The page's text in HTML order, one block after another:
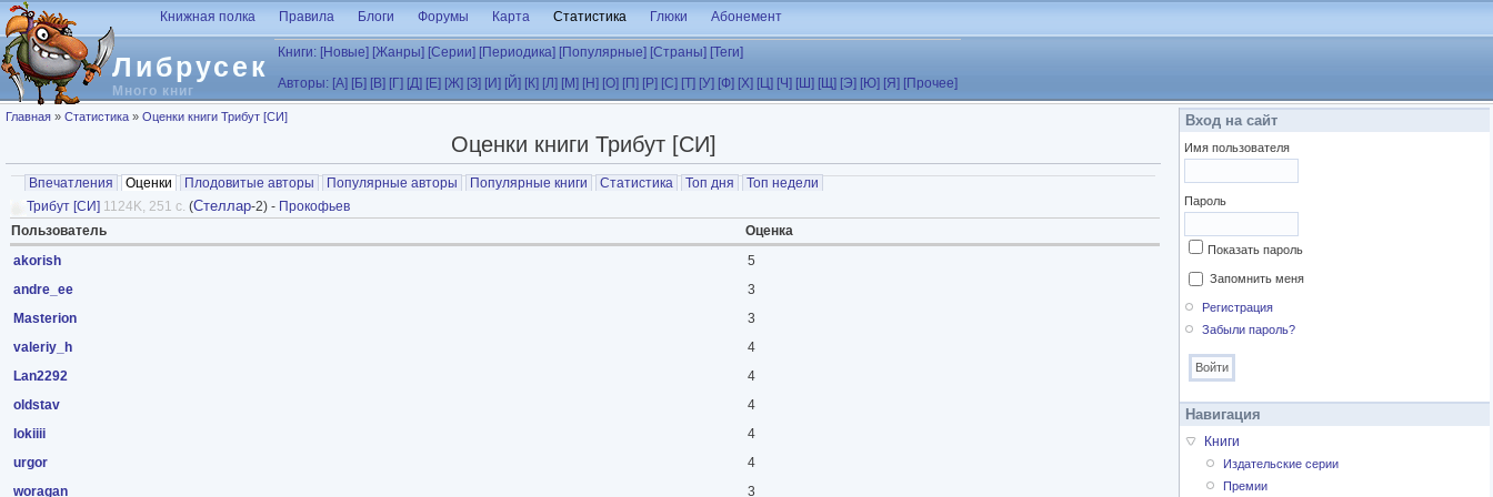
Перейти к основному содержанию
Либрусек
Много книг
Книжная полка Правила Блоги Форумы Карта Статистика Глюки Абонемент
Книги: [Новые] [Жанры] [Серии] [Периодика] [Популярные] [Страны] [Теги]
Авторы: [А] [Б] [В] [Г] [Д] [Е] [Ж] [З] [И] [Й] [К] [Л] [М] [Н] [О] [П] [Р] [С] [Т] [У] [Ф] [Х] [Ц] [Ч] [Ш] [Щ] [Э] [Ю] [Я] [Прочее]
Вы здесь
Главная » Статистика » Оценки книги Трибут [СИ]
Оценки книги Трибут [СИ]
Главные вкладки
Впечатления Оценки (активная вкладка)
Плодовитые авторы Популярные авторы Популярные книги Статистика Топ дня
Топ недели
Трибут [СИ] 1124K, 251 с. (Стеллар-2) - Прокофьев
Пользователь
Оценка
akorish
5
andre_ee
3
Masterion
3
valeriy_h
4
Lan2292
4
oldstav
4
lokiiii
4
urgor
4
woragan
3
Вход на сайт
Имя пользователя
Пароль
Показать пароль
Запомнить меня
Регистрация
Забыли пароль?
Навигация
Книги
Издательские серии
Премии